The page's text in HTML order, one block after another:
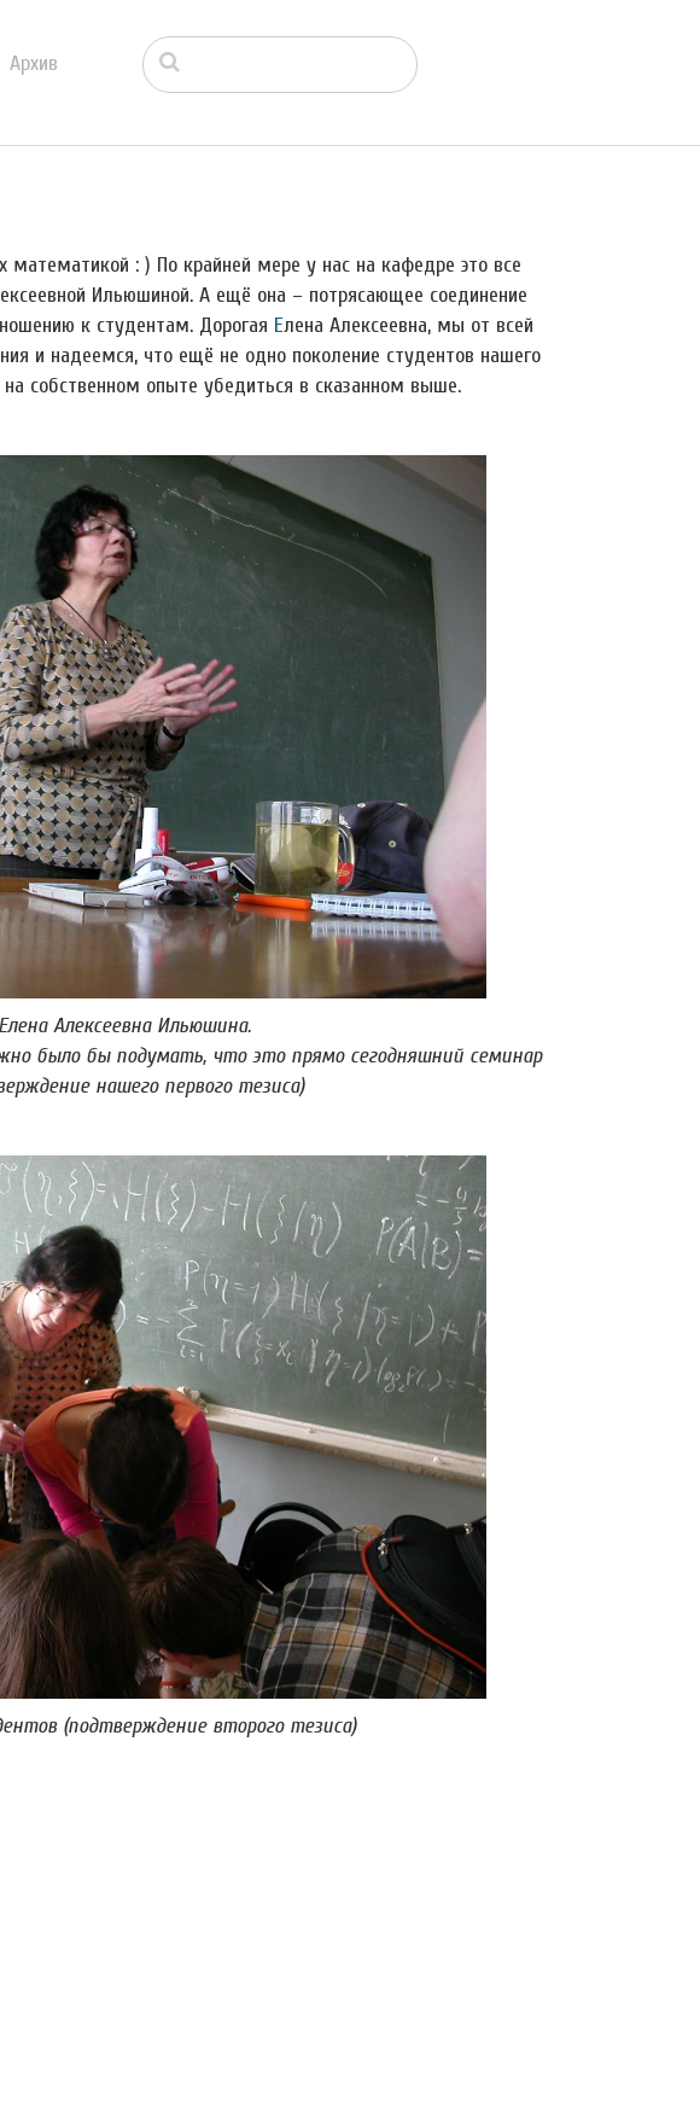
Архив
математикой : ) По крайней мере у нас на кафедре это все
Ильюшиной. А ещё она – потрясающее соединение
к студентам. Дорогая Елена Алексеевна, мы от всей
и надеемся, что ещё не одно поколение студентов нашего
собственном опыте убедиться в сказанном выше.
Елена Алексеевна Ильюшина.
было бы подумать, что это прямо сегодняшний семинар
нашего первого тезиса)
(подтверждение второго тезиса)